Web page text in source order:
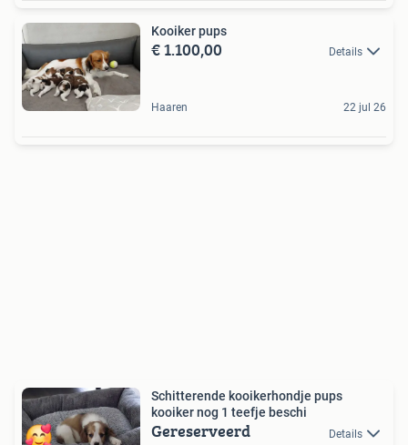
Kooiker pups
€ 1.100,00 Details
Haaren 22 jul 26
Schitterende kooikerhondje pups
kooiker nog 1 teefje beschi
Gereserveerd Details